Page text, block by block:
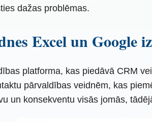
dažas problēmas.
Excel un Google
platforma, kas piedāvā CRM
pārvaldības veidnēm, kas
un konsekventu visās jomās,